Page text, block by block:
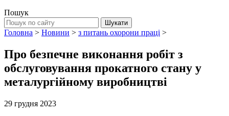
Пошук
Головна > Новини > з питань охорони праці >
Про безпечне виконання робіт з
обслуговування прокатного стану у
металургійному виробництві
29 грудня 2023